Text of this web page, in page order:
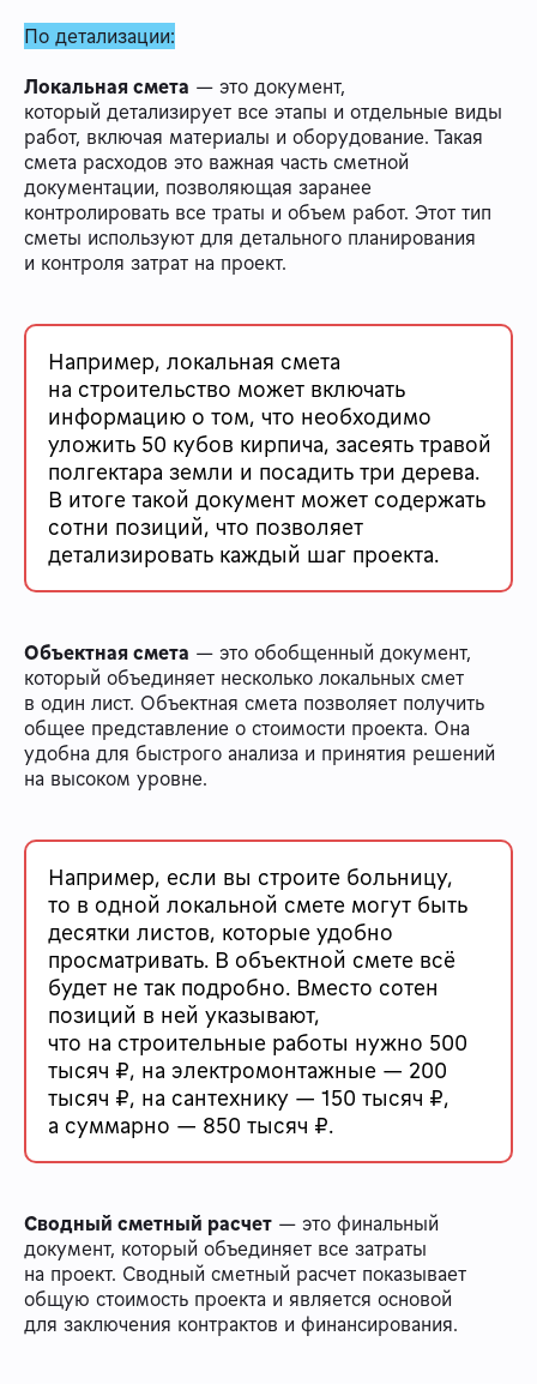
По детализации:
Локальная смета — это документ,
который детализирует все этапы и отдельные виды
работ, включая материалы и оборудование. Такая
смета расходов это важная часть сметной
документации, позволяющая заранее
контролировать все траты и объем работ. Этот тип
сметы используют для детального планирования
и контроля затрат на проект.
Например, локальная смета
на строительство может включать
информацию о том, что необходимо
уложить 50 кубов кирпича, засеять травой
полгектара земли и посадить три дерева.
В итоге такой документ может содержать
сотни позиций, что позволяет
детализировать каждый шаг проекта.
Объектная смета — это обобщенный документ,
который объединяет несколько локальных смет
в один лист. Объектная смета позволяет получить
общее представление о стоимости проекта. Она
удобна для быстрого анализа и принятия решений
на высоком уровне.
Например, если вы строите больницу,
то в одной локальной смете могут быть
десятки листов, которые удобно
просматривать. В объектной смете всё
будет не так подробно. Вместо сотен
позиций в ней указывают,
что на строительные работы нужно 500
тысяч ₽, на электромонтажные — 200
тысяч ₽, на сантехнику — 150 тысяч ₽,
а суммарно — 850 тысяч ₽.
Сводный сметный расчет — это финальный
документ, который объединяет все затраты
на проект. Сводный сметный расчет показывает
общую стоимость проекта и является основой
для заключения контрактов и финансирования.